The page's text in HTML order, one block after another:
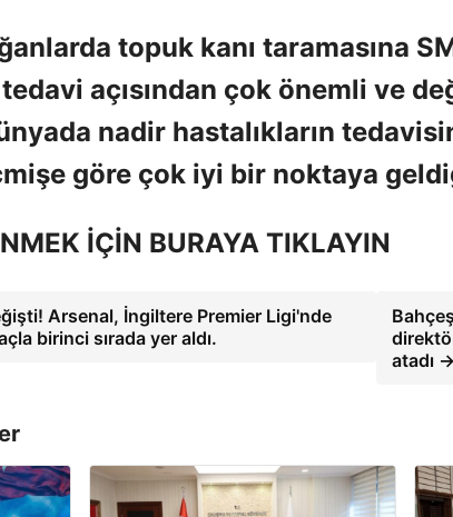
topuk kanı taramasına
açısından çok önemli ve
nadir hastalıkların
göre çok iyi bir noktaya
İÇİN BURAYA TIKLAYIN
Arsenal, İngiltere Premier Ligi'nde
birinci sırada yer aldı.
atadı →